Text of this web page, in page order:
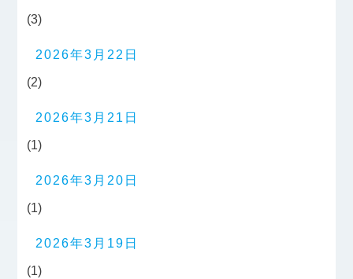
(3)
2026年3月22日
(2)
2026年3月21日
(1)
2026年3月20日
(1)
2026年3月19日
(1)